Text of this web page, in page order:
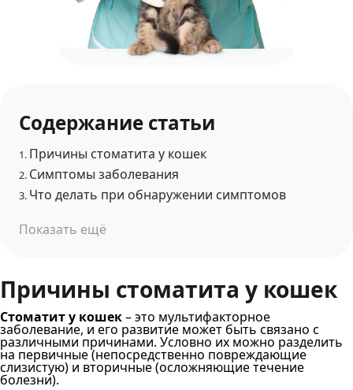
Содержание статьи
1. Причины стоматита у кошек
2. Симптомы заболевания
3. Что делать при обнаружении симптомов
Показать ещё
Причины стоматита у кошек
Стоматит у кошек– это мультифакторное
заболевание, и его развитие может быть связано с
различными причинами. Условно их можно разделить
на первичные (непосредственно повреждающие
слизистую) и вторичные (осложняющие течение
болезни).